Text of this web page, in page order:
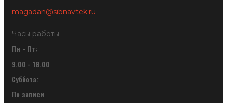
magadan@sibnavtek.ru
Часы работы
Пн - Пт:
9.00 - 18.00
Суббота:
По записи